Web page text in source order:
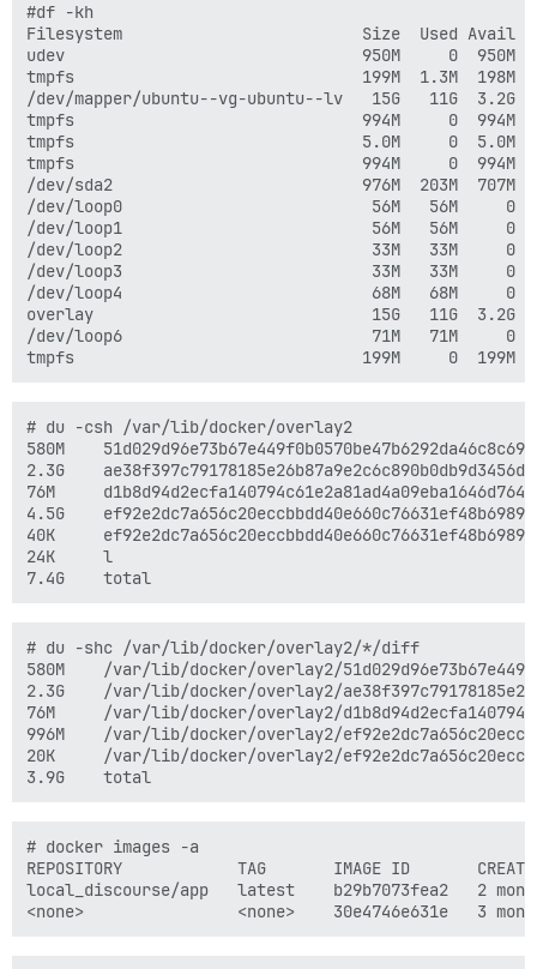
#df -kh
Filesystem                         Size  Used Avail
udev                               950M     0  950M
tmpfs                              199M  1.3M  198M
/dev/mapper/ubuntu--vg-ubuntu--lv   15G   11G  3.2G
tmpfs                              994M     0  994M
tmpfs                              5.0M     0  5.0M
tmpfs                              994M     0  994M
/dev/sda2                          976M  203M  707M
/dev/loop0                          56M   56M     0
/dev/loop1                          56M   56M     0
/dev/loop2                          33M   33M     0
/dev/loop3                          33M   33M     0
/dev/loop4                          68M   68M     0
overlay                             15G   11G  3.2G  78% /
/dev/loop6                          71M   71M     0
# du -csh /var/lib/docker/overlay2
580M
2.3G
76M
4.5G
40K
24K     l
# du -shc /var/lib/docker/overlay2/*/diff
580M    /var/lib/docker/overlay2/
2.3G    /var/lib/docker/overlay2/
76M     /var/lib/docker/overlay2/
996M    /var/lib/docker/overlay2/
20K     /var/lib/docker/overlay2/
# docker images -a
REPOSITORY            TAG       IMAGE ID
local_discourse/app   latest    b29b7073fea2   2